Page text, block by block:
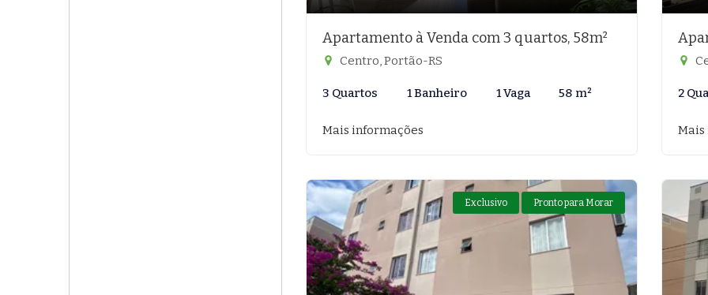
Apartamento à Venda com 3 quartos, 58m²
Centro, Portão-RS
3 Quartos 1 Banheiro 1 Vaga 58 m²
Mais informações
2
Mais
Exclusivo Pronto para Morar